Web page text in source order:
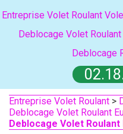
Entreprise Volet Roulant
Deblocage Volet Roulant
Deblocage
Entreprise Volet Roulant >
Deblocage Volet Roulant
Deblocage Volet Roulant